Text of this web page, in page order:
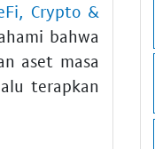
Crypto &
bahwa
aset masa
terapkan